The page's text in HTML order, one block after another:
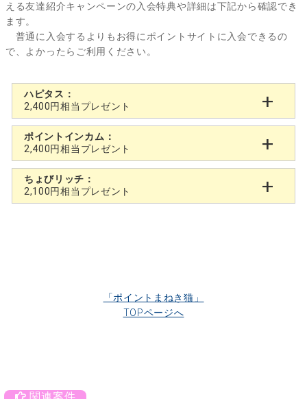
える友達紹介キャンペーンの入会特典や詳細は下記から確認でき
ます。
普通に入会するよりもお得にポイントサイトに入会できるの
で、よかったらご利用ください。
ハピタス：
2,400円相当プレゼント
ポイントインカム：
2,400円相当プレゼント
ちょびリッチ：
2,100円相当プレゼント
「ポイントまねき猫」
TOPページへ